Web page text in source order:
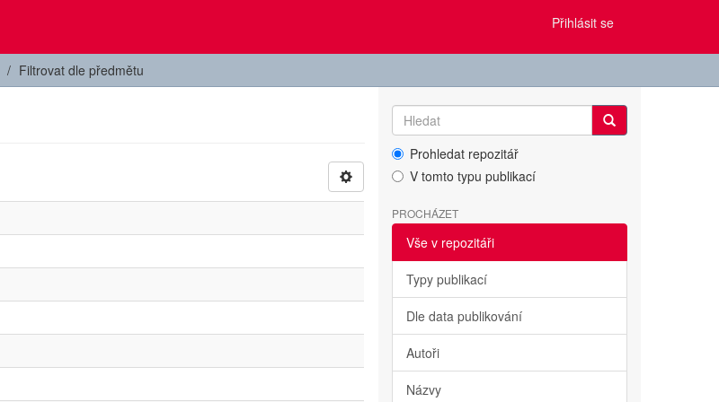
Přihlásit se
Filtrovat dle předmětu
Prohledat repozitář
V tomto typu publikací
PROCHÁZET
Vše v repozitáři
Typy publikací
Dle data publikování
Autoři
Názvy